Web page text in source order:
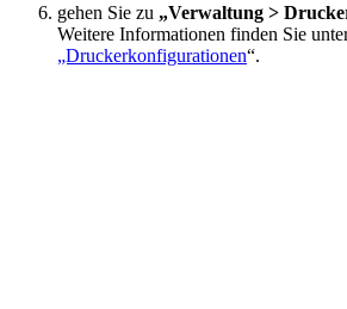
gehen Sie zu „Verwaltung >
Weitere Informationen finden Sie
„Druckerkonfigurationen“.